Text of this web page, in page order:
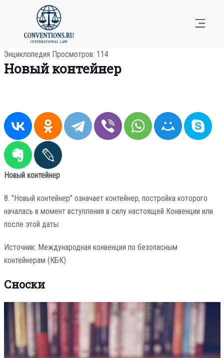
Энциклопедия Просмотров: 114
Новый контейнер
Новый контейнер
8. "Новый контейнер" означает контейнер, постройка которого
началась в момент вступления в силу настоящей Конвенции или
после этой даты.
Источник: Международная конвенция по безопасным
контейнерам (КБК)
Сноски